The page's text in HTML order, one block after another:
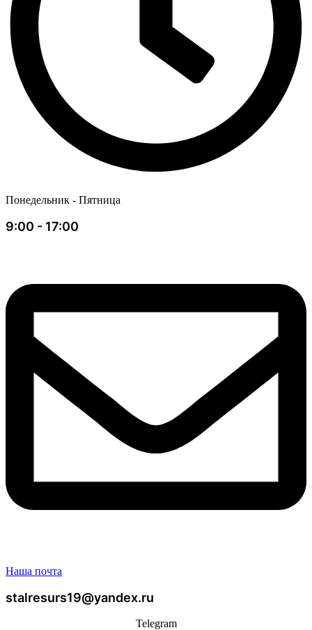
Понедельник - Пятница
9:00 - 17:00
Наша почта
stalresurs19@yandex.ru
Telegram